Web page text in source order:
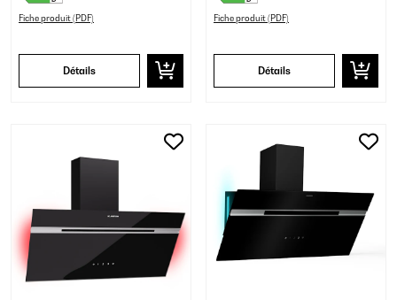
Fiche produit (PDF)
Détails
Fiche produit (PDF)
Détails